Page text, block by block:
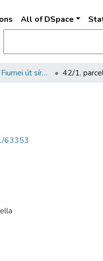
All of DSpace
Budapest VIII Fiumei út sírkert 2. rész
63353